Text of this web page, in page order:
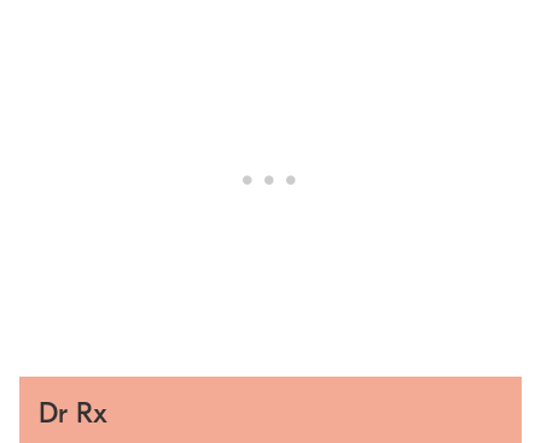
Dr Rx